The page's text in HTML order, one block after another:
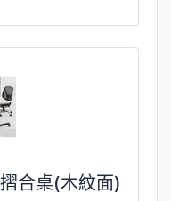
合桌(木紋面)